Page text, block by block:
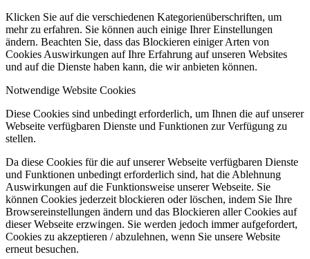
Klicken Sie auf die verschiedenen Kategorienüberschriften, um
mehr zu erfahren. Sie können auch einige Ihrer Einstellungen
ändern. Beachten Sie, dass das Blockieren einiger Arten von
Cookies Auswirkungen auf Ihre Erfahrung auf unseren Websites
und auf die Dienste haben kann, die wir anbieten können.
Notwendige Website Cookies
Diese Cookies sind unbedingt erforderlich, um Ihnen die auf unserer
Webseite verfügbaren Dienste und Funktionen zur Verfügung zu
stellen.
Da diese Cookies für die auf unserer Webseite verfügbaren Dienste
und Funktionen unbedingt erforderlich sind, hat die Ablehnung
Auswirkungen auf die Funktionsweise unserer Webseite. Sie
können Cookies jederzeit blockieren oder löschen, indem Sie Ihre
Browsereinstellungen ändern und das Blockieren aller Cookies auf
dieser Webseite erzwingen. Sie werden jedoch immer aufgefordert,
Cookies zu akzeptieren / abzulehnen, wenn Sie unsere Website
erneut besuchen.